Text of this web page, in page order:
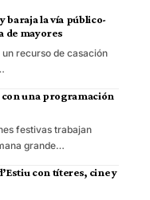
baraja la vía público-
de mayores
recurso de casación
una programación
festivas trabajan
grande…
con títeres, cine y